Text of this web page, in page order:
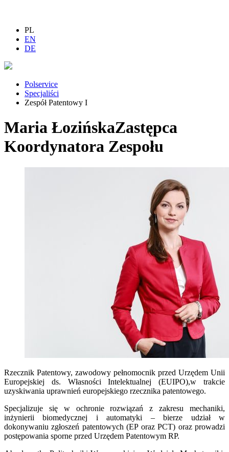
PL
EN
DE
Polservice
Specjaliści
Zespół Patentowy I
Maria ŁozińskaZastępca
Koordynatora Zespołu
Rzecznik Patentowy, zawodowy pełnomocnik przed Urzędem Unii
Europejskiej ds. Własności Intelektualnej (EUIPO),w trakcie
uzyskiwania uprawnień europejskiego rzecznika patentowego.
Specjalizuje się w ochronie rozwiązań z zakresu mechaniki,
inżynierii biomedycznej i automatyki – bierze udział w
dokonywaniu zgłoszeń patentowych (EP oraz PCT) oraz prowadzi
postępowania sporne przed Urzędem Patentowym RP.